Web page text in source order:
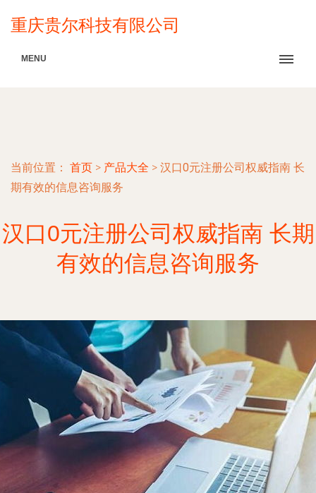
重庆贵尔科技有限公司
MENU
当前位置： 首页 > 产品大全 > 汉口0元注册公司权威指南 长
期有效的信息咨询服务
汉口0元注册公司权威指南 长期
有效的信息咨询服务